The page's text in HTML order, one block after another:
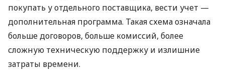
покупать у отдельного поставщика, вести учет —
дополнительная программа. Такая схема означала
больше договоров, больше комиссий, более
сложную техническую поддержку и излишние
затраты времени.